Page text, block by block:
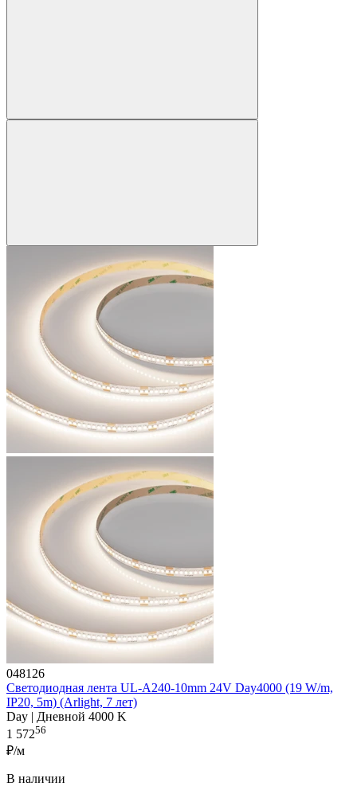
048126
Светодиодная лента UL-A240-10mm 24V Day4000 (19 W/m,
IP20, 5m) (Arlight, 7 лет)
Day | Дневной 4000 K
1 57256
₽/м
В наличии